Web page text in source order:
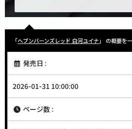
「ヘブンバーンズレッド 白河ユイナ 」 の概要を
発売日 :
2026-01-31 10:00:00
ページ数 :